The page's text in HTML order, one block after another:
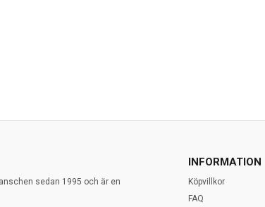
sedan 1995 och är en
INFORMATION
Köpvillkor
FAQ